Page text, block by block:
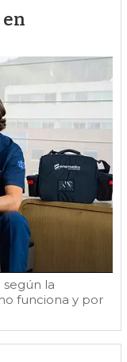
la
funciona y por